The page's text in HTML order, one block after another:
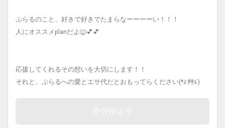
ぷらるのこと、好きで好きでたまらなーーーーい！！！
人にオススメplanだよ🐺💕💕
応援してくれるその想いを大切にします！！
それと、ぷらるへの愛とエサ代だとおもってらください(*≧艸≦)